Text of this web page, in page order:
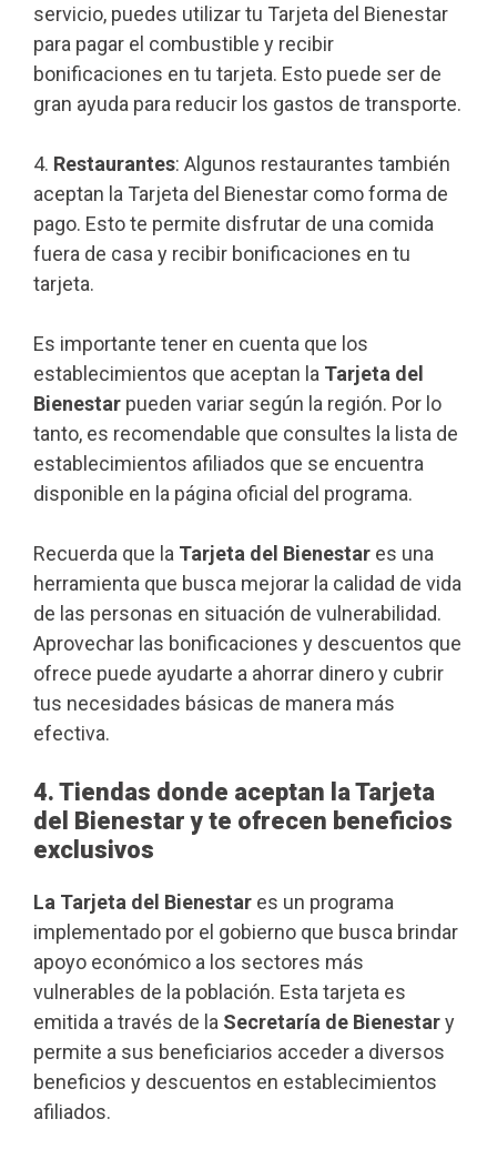
servicio, puedes utilizar tu Tarjeta del Bienestar
para pagar el combustible y recibir
bonificaciones en tu tarjeta. Esto puede ser de
gran ayuda para reducir los gastos de transporte.
4. Restaurantes: Algunos restaurantes también
aceptan la Tarjeta del Bienestar como forma de
pago. Esto te permite disfrutar de una comida
fuera de casa y recibir bonificaciones en tu
tarjeta.
Es importante tener en cuenta que los
establecimientos que aceptan la Tarjeta del
Bienestar pueden variar según la región. Por lo
tanto, es recomendable que consultes la lista de
establecimientos afiliados que se encuentra
disponible en la página oficial del programa.
Recuerda que la Tarjeta del Bienestar es una
herramienta que busca mejorar la calidad de vida
de las personas en situación de vulnerabilidad.
Aprovechar las bonificaciones y descuentos que
ofrece puede ayudarte a ahorrar dinero y cubrir
tus necesidades básicas de manera más
efectiva.
4. Tiendas donde aceptan la Tarjeta
del Bienestar y te ofrecen beneficios
exclusivos
La Tarjeta del Bienestar es un programa
implementado por el gobierno que busca brindar
apoyo económico a los sectores más
vulnerables de la población. Esta tarjeta es
emitida a través de la Secretaría de Bienestary
permite a sus beneficiarios acceder a diversos
beneficios y descuentos en establecimientos
afiliados.